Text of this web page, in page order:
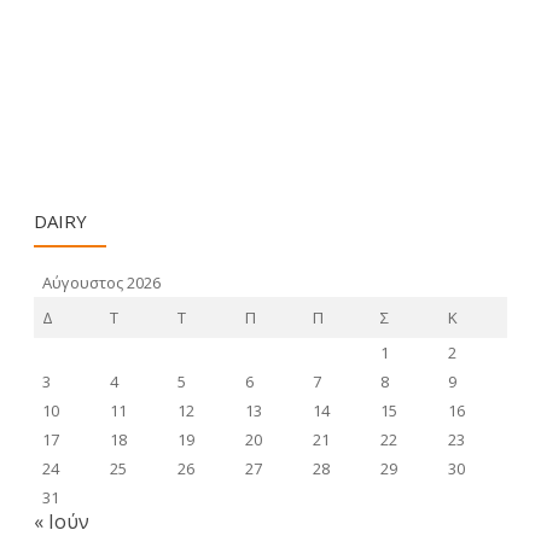
DAIRY
Αύγουστος 2026
Δ
Τ Τ Π Π Σ
Κ
1
2
3
4 5 6 7 8
9
10
11 12 13 14 15
16
17
18 19 20 21 22
23
24
25 26 27 28 29
30
31
« Ιούν